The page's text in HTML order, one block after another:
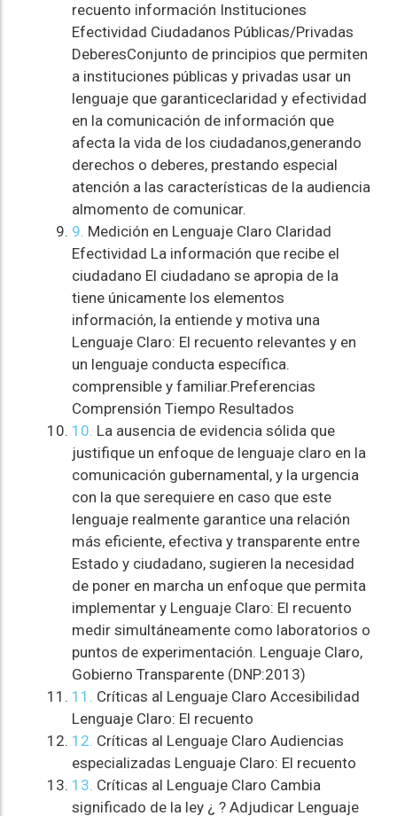
recuento información Instituciones
Efectividad Ciudadanos Públicas/Privadas
DeberesConjunto de principios que permiten
a instituciones públicas y privadas usar un
lenguaje que garanticeclaridad y efectividad
en la comunicación de información que
afecta la vida de los ciudadanos,generando
derechos o deberes, prestando especial
atención a las características de la audiencia
almomento de comunicar.
9. Medición en Lenguaje Claro Claridad
Efectividad La información que recibe el
ciudadano El ciudadano se apropia de la
tiene únicamente los elementos
información, la entiende y motiva una
Lenguaje Claro: El recuento relevantes y en
un lenguaje conducta específica.
comprensible y familiar.Preferencias
Comprensión Tiempo Resultados
10. La ausencia de evidencia sólida que
justifique un enfoque de lenguaje claro en la
comunicación gubernamental, y la urgencia
con la que serequiere en caso que este
lenguaje realmente garantice una relación
más eficiente, efectiva y transparente entre
Estado y ciudadano, sugieren la necesidad
de poner en marcha un enfoque que permita
implementar y Lenguaje Claro: El recuento
medir simultáneamente como laboratorios o
puntos de experimentación. Lenguaje Claro,
Gobierno Transparente (DNP:2013)
11. Críticas al Lenguaje Claro Accesibilidad
Lenguaje Claro: El recuento
12. Críticas al Lenguaje Claro Audiencias
especializadas Lenguaje Claro: El recuento
13. Críticas al Lenguaje Claro Cambia
significado de la ley ¿ ? Adjudicar Lenguaje